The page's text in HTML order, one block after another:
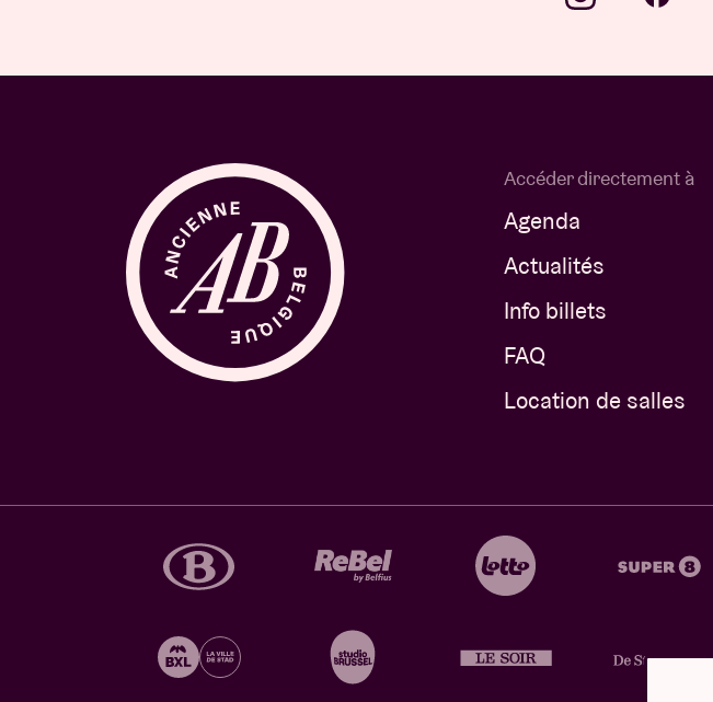
Accéder directement à
Agenda
Actualités
Info billets
FAQ
Location de salles